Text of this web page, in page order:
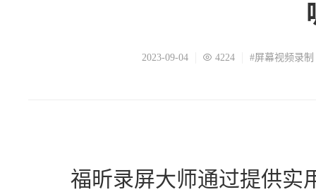
2023-09-04 4224 #屏幕视频录制
福昕录屏大师通过提供实